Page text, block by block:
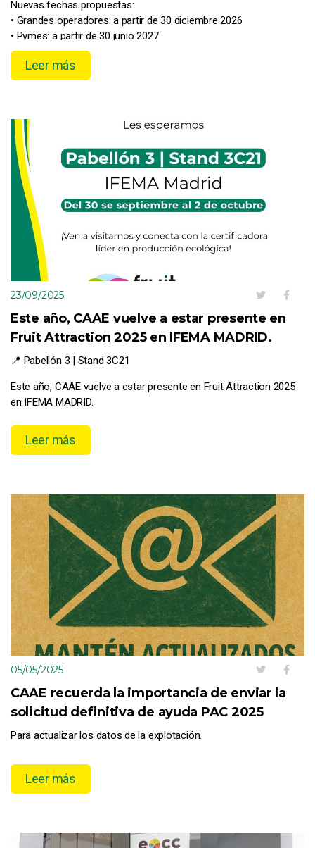
Nuevas fechas propuestas:
• Grandes operadores: a partir de 30 diciembre 2026
• Pymes: a partir de 30 junio 2027
Leer más
23/09/2025
Este año, CAAE vuelve a estar presente en
Fruit Attraction 2025 en IFEMA MADRID.
📍 Pabellón 3 | Stand 3C21
Este año, CAAE vuelve a estar presente en Fruit Attraction 2025
en IFEMA MADRID.
Leer más
05/05/2025
CAAE recuerda la importancia de enviar la
solicitud definitiva de ayuda PAC 2025
Para actualizar los datos de la explotación.
Leer más